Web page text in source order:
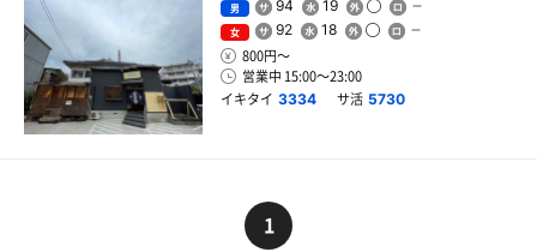
男 94 19
女 92 18
800円〜
営業中 15:00〜23:00
イキタイ 3334 サ活 5730
1